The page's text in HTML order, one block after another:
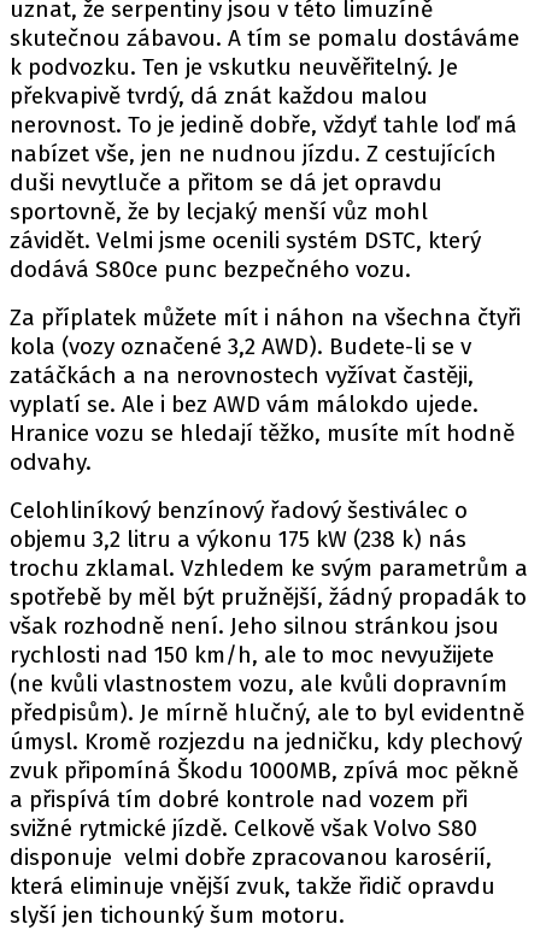
uznat, že serpentiny jsou v této limuzíně
skutečnou zábavou. A tím se pomalu dostáváme
k podvozku. Ten je vskutku neuvěřitelný. Je
překvapivě tvrdý, dá znát každou malou
nerovnost. To je jedině dobře, vždyť tahle loď má
nabízet vše, jen ne nudnou jízdu. Z cestujících
duši nevytluče a přitom se dá jet opravdu
sportovně, že by lecjaký menší vůz mohl
závidět. Velmi jsme ocenili systém DSTC, který
dodává S80ce punc bezpečného vozu.
Za příplatek můžete mít i náhon na všechna čtyři
kola (vozy označené 3,2 AWD). Budete-li se v
zatáčkách a na nerovnostech vyžívat častěji,
vyplatí se. Ale i bez AWD vám málokdo ujede.
Hranice vozu se hledají těžko, musíte mít hodně
odvahy.
Celohliníkový benzínový řadový šestiválec o
objemu 3,2 litru a výkonu 175 kW (238 k) nás
trochu zklamal. Vzhledem ke svým parametrům a
spotřebě by měl být pružnější, žádný propadák to
však rozhodně není. Jeho silnou stránkou jsou
rychlosti nad 150 km/h, ale to moc nevyužijete
(ne kvůli vlastnostem vozu, ale kvůli dopravním
předpisům). Je mírně hlučný, ale to byl evidentně
úmysl. Kromě rozjezdu na jedničku, kdy plechový
zvuk připomíná Škodu 1000MB, zpívá moc pěkně
a přispívá tím dobré kontrole nad vozem při
svižné rytmické jízdě. Celkově však Volvo S80
disponuje velmi dobře zpracovanou karosérií,
která eliminuje vnější zvuk, takže řidič opravdu
slyší jen tichounký šum motoru.